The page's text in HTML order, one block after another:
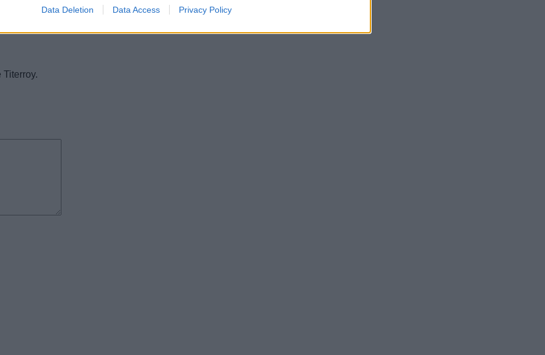
Data Deletion Data Access Privacy Policy
que en 2010 se empezara a
siguiendo de cerca todo el